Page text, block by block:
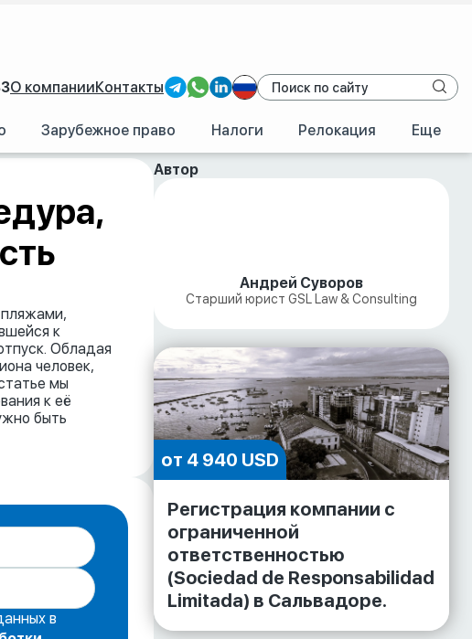
О компанииКонтакты
Зарубежное право Налоги Релокация Еще
к
Обладая
человек,
мы
к её
быть
в
Автор
Андрей Суворов
Старший юрист GSL Law & Consulting
от 4 940 USD
Регистрация компании с
ограниченной
ответственностью
(Sociedad de Responsabilidad
Limitada) в Сальвадоре.